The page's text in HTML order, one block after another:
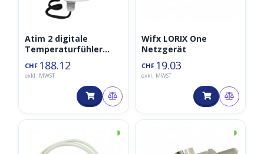
Atim 2 digitale
Temperaturfühler
ACW-TM2D
CHF 188.12
exkl. MWST
Wifx LORIX One
Netzgerät
CHF 19.03
exkl. MWST
◑ ◑